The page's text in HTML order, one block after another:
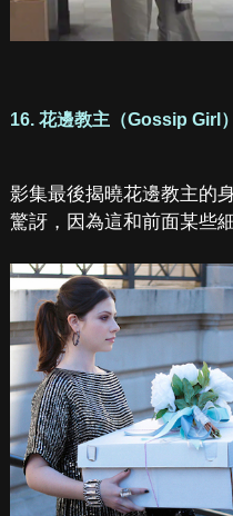
16. 花邊教主（Gossip Girl）
影集最後揭曉花邊教主的
驚訝，因為這和前面某些